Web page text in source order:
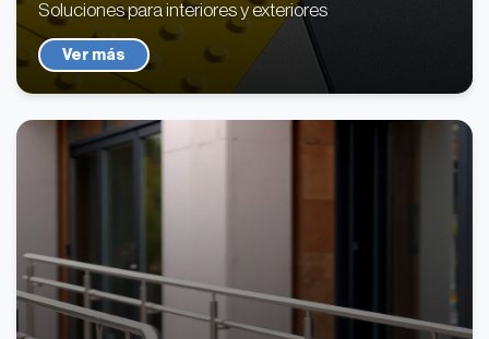
Soluciones para interiores y exteriores
Ver más